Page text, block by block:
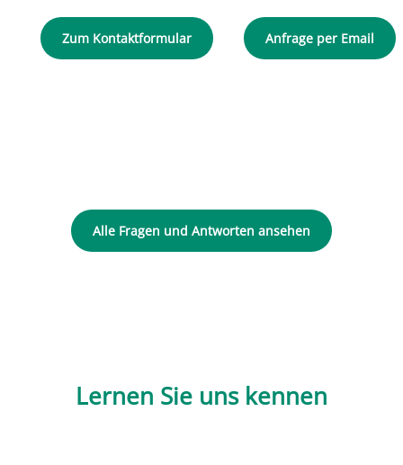
Zum Kontaktformular Anfrage per Email
Alle Fragen und Antworten ansehen
Lernen Sie uns kennen